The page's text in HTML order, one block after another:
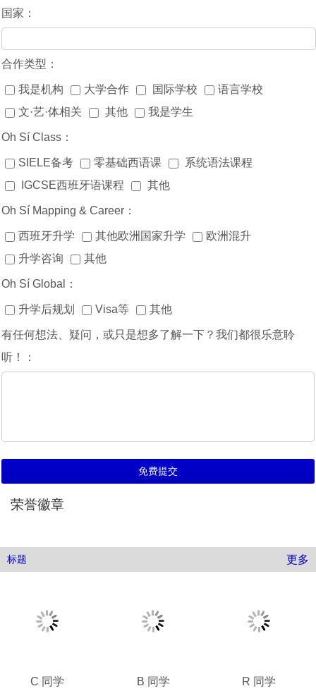
国家：
合作类型：
我是机构 大学合作 国际学校
语言学校
文·艺·体相关
其他 我是学生
Oh Sí Class：
SIELE备考 零基础西语课
系统语法课程
IGCSE西班牙语课程
其他
Oh Sí Mapping & Career：
西班牙升学 其他欧洲国家升学
欧洲混升
升学咨询
其他
Oh Sí Global：
升学后规划 Visa等 其他
有任何想法、疑问，或只是想多了解一下？我们都很乐意聆
听！：
荣誉徽章
标题 更多
C 同学 B 同学 R 同学